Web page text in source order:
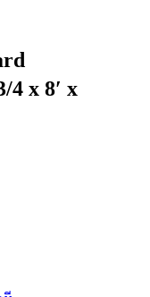
4 x 8′ x